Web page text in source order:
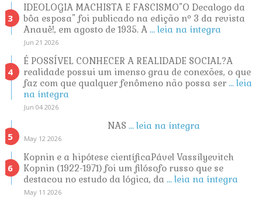
IDEOLOGIA MACHISTA E FASCISMO"O Decalogo da
bôa esposa" foi publicado na edição nº 3 da revista
Anauê!, em agosto de 1935. A ... leia na íntegra
Jun 21 2026
É POSSÍVEL CONHECER A REALIDADE SOCIAL?A
realidade possui um imenso grau de conexões, o que
faz com que qualquer fenômeno não possa ser ... leia
na íntegra
Jun 04 2026
NAS ... leia na íntegra
May 12 2026
Kopnin e a hipótese científicaPável Vassílyevitch
Kopnin (1922-1971) foi um filósofo russo que se
destacou no estudo da lógica, da ... leia na íntegra
May 11 2026